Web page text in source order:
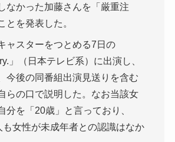
なかった加藤さんを「厳重注
とを発表した。
ャスターをつとめる7日の
」（日本テレビ系）に出演し、
今後の同番組出演見送りを含む
らの口で説明した。なお当該女
分を「20歳」と言っており、
も女性が未成年者との認識はなか